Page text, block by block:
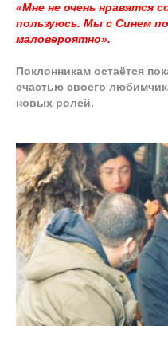
«Мне не очень нравятся
пользуюсь. Мы с Синем
маловероятно».
Поклонникам остаётся
счастью своего
новых ролей.